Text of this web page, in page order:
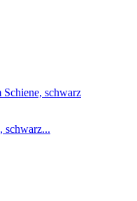
schwarz...